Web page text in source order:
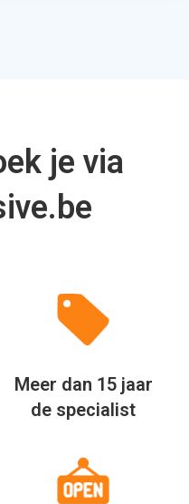
je via
Meer dan 15 jaar
de specialist